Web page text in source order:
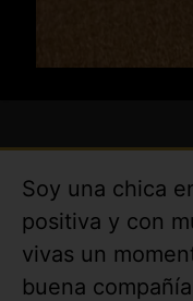
Soy una chica
positiva y con
vivas un
buena